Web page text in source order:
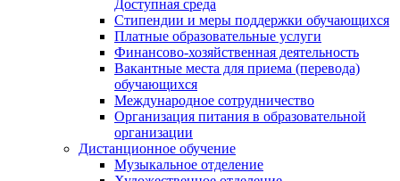
Доступная среда
Стипендии и меры поддержки обучающихся
Платные образовательные услуги
Финансово-хозяйственная деятельность
Вакантные места для приема (перевода)
обучающихся
Международное сотрудничество
Организация питания в образовательной
организации
Дистанционное обучение
Музыкальное отделение